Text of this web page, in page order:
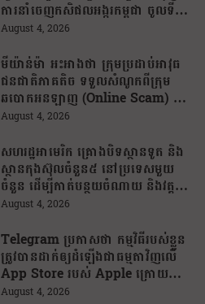
ការនាំចេញកសិផលអង្ករកម្ពុជា ចូលទី
ផ្សារហ្វីលីពីន
August 4, 2026
មីយ៉ាន់ម៉ា អះអាងថា ក្រុមប្រដាប់អាវុធ
ជនជាតិភាគតិច ទទួលសំណូកពីក្រុម
ឆបោកអនឡាញ (Online Scam) ជា
ថ្នូរនឹងការជួយរត់ចូលប្រទេសថៃ!
August 4, 2026
សហរដ្ឋអាមេរិក គ្រោងបិទស្ថានទូត និង
ស្ថានកុងស៊ុលចំនួន៥ នៅប្រទេសមួយ
ចំនួន ដើម្បីកាត់បន្ថយចំណាយ និងវត្ត
មានការទូតដែលគ្មានប្រសិទ្ធភាព
August 4, 2026
Telegram ប្រកាសថា កម្មវិធីរបស់ខ្លួន
ត្រូវបានដាក់ឲ្យដំឡើងជាធម្មតាវិញលើ
App Store របស់ Apple ក្រោយបាត់
ខ្លួនដោយគ្មានការបញ្ជាក់ពីមូលហេតុ
August 4, 2026